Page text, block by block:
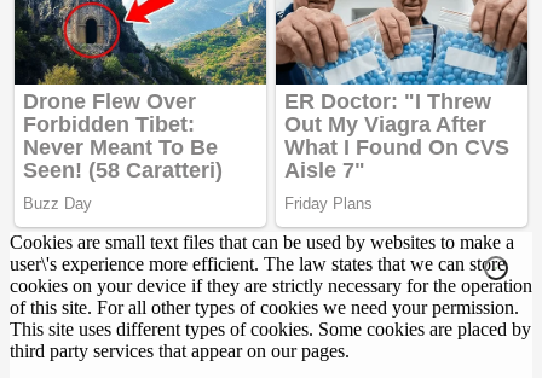
Cookies are small text files that can be used by websites to make a
user\'s experience more efficient. The law states that we can store
cookies on your device if they are strictly necessary for the operation
of this site. For all other types of cookies we need your permission.
This site uses different types of cookies. Some cookies are placed by
third party services that appear on our pages.